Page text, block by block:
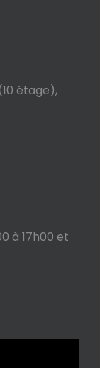
étage),
à 17h00 et